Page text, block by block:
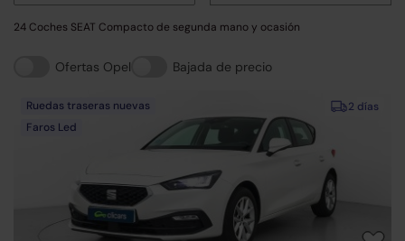
24 Coches SEAT Compacto de segunda mano y ocasión
Ofertas Opel Bajada de precio
2 días
Ruedas traseras nuevas
Faros Led